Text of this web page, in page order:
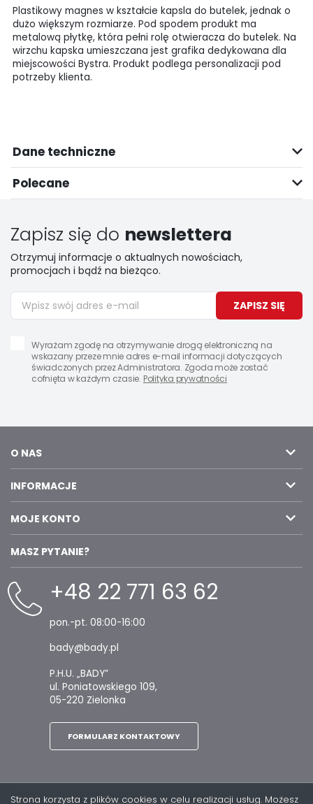
Plastikowy magnes w kształcie kapsla do butelek, jednak o
dużo większym rozmiarze. Pod spodem produkt ma
metalową płytkę, która pełni rolę otwieracza do butelek. Na
wirzchu kapska umieszczana jest grafika dedykowana dla
miejscowości Bystra. Produkt podlega personalizacji pod
potrzeby klienta.
Dane techniczne
Polecane
Zapisz się do newslettera
Otrzymuj informacje o aktualnych nowościach,
promocjach i bądź na bieżąco.
ZAPISZ SIĘ
Wyrażam zgodę na otrzymywanie drogą elektroniczną na
wskazany przeze mnie adres e-mail informacji dotyczących
świadczonych przez Administratora. Zgoda może zostać
cofnięta w każdym czasie. Polityka prywatności
O NAS
INFORMACJE
MOJE KONTO
MASZ PYTANIE?
+48 22 771 63 62
pon.-pt. 08:00-16:00
bady@bady.pl
P.H.U. „BADY”
ul. Poniatowskiego 109,
05-220 Zielonka
FORMULARZ KONTAKTOWY
Strona korzysta z plików cookies w celu realizacji usług. Możesz